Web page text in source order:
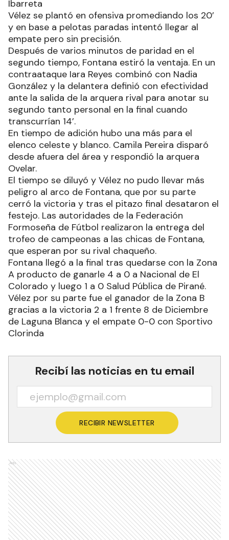
Ibarreta
Vélez se plantó en ofensiva promediando los 20’
y en base a pelotas paradas intentó llegar al
empate pero sin precisión.
Después de varios minutos de paridad en el
segundo tiempo, Fontana estiró la ventaja. En un
contraataque Iara Reyes combinó con Nadia
González y la delantera definió con efectividad
ante la salida de la arquera rival para anotar su
segundo tanto personal en la final cuando
transcurrían 14’.
En tiempo de adición hubo una más para el
elenco celeste y blanco. Camila Pereira disparó
desde afuera del área y respondió la arquera
Ovelar.
El tiempo se diluyó y Vélez no pudo llevar más
peligro al arco de Fontana, que por su parte
cerró la victoria y tras el pitazo final desataron el
festejo. Las autoridades de la Federación
Formoseña de Fútbol realizaron la entrega del
trofeo de campeonas a las chicas de Fontana,
que esperan por su rival chaqueño.
Fontana llegó a la final tras quedarse con la Zona
A producto de ganarle 4 a 0 a Nacional de El
Colorado y luego 1 a 0 Salud Pública de Pirané.
Vélez por su parte fue el ganador de la Zona B
gracias a la victoria 2 a 1 frente 8 de Diciembre
de Laguna Blanca y el empate 0-0 con Sportivo
Clorinda
Recibí las noticias en tu email
RECIBIR NEWSLETTER
Ads